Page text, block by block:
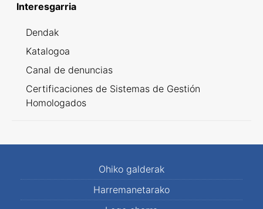
Interesgarria
Dendak
Katalogoa
Canal de denuncias
Certificaciones de Sistemas de Gestión
Homologados
Ohiko galderak
Harremanetarako